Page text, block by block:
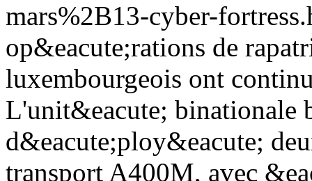
mars%2B13-cyber-
op&eacute;rations de
luxembourgeois ont
L'unit&eacute; binationale
d&eacute;ploy&eacute;
transport A400M, avec